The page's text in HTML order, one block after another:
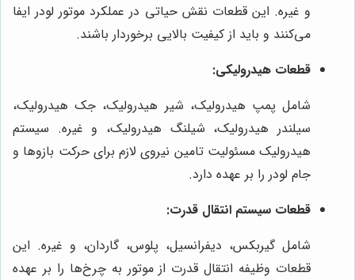
و غیره. این قطعات نقش حیاتی در عملکرد موتور لودر ایفا
می‌کنند و باید از کیفیت بالایی برخوردار باشند.
قطعات هیدرولیکی:
شامل پمپ هیدرولیک، شیر هیدرولیک، جک هیدرولیک،
سیلندر هیدرولیک، شیلنگ هیدرولیک، و غیره. سیستم
هیدرولیک مسئولیت تامین نیروی لازم برای حرکت بازوها و
جام لودر را بر عهده دارد.
قطعات سیستم انتقال قدرت:
شامل گیربکس، دیفرانسیل، پلوس، گاردان، و غیره. این
قطعات وظیفه انتقال قدرت از موتور به چرخ‌ها را بر عهده